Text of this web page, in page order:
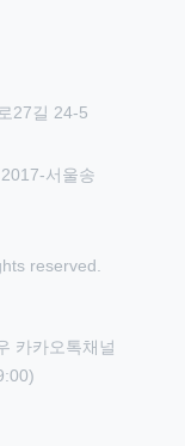
27길 24-5
서울송
reserved.
카카오톡채널